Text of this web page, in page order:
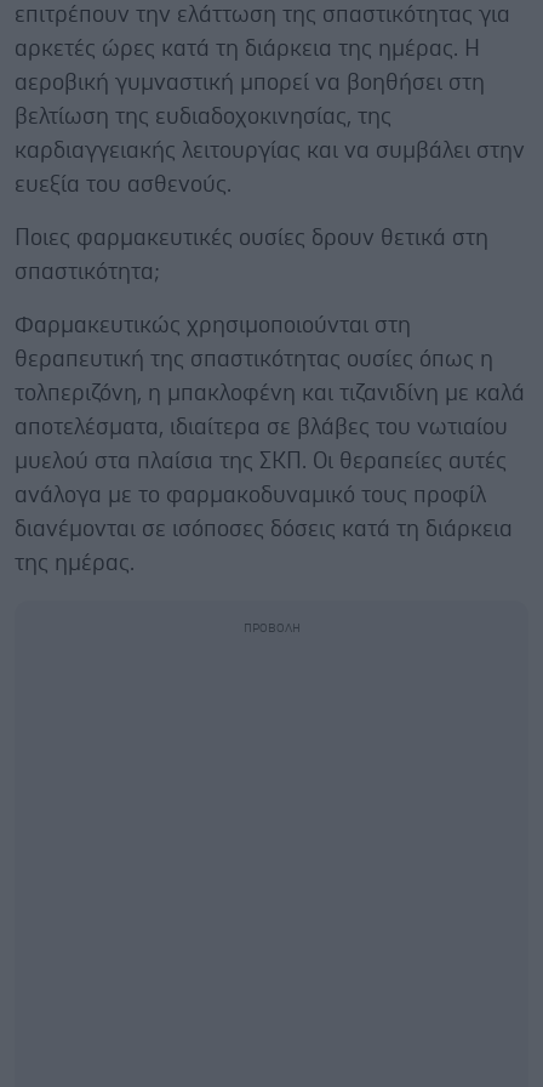
επιτρέπουν την ελάττωση της σπαστικότητας για
αρκετές ώρες κατά τη διάρκεια της ημέρας. Η
αεροβική γυμναστική μπορεί να βοηθήσει στη
βελτίωση της ευδιαδοχοκινησίας, της
καρδιαγγειακής λειτουργίας και να συμβάλει στην
ευεξία του ασθενούς.
Ποιες φαρμακευτικές ουσίες δρουν θετικά στη
σπαστικότητα;
Φαρμακευτικώς χρησιμοποιούνται στη
θεραπευτική της σπαστικότητας ουσίες όπως η
τολπεριζόνη, η μπακλοφένη και τιζανιδίνη με καλά
αποτελέσματα, ιδιαίτερα σε βλάβες του νωτιαίου
μυελού στα πλαίσια της ΣΚΠ. Οι θεραπείες αυτές
ανάλογα με το φαρμακοδυναμικό τους προφίλ
διανέμονται σε ισόποσες δόσεις κατά τη διάρκεια
της ημέρας.